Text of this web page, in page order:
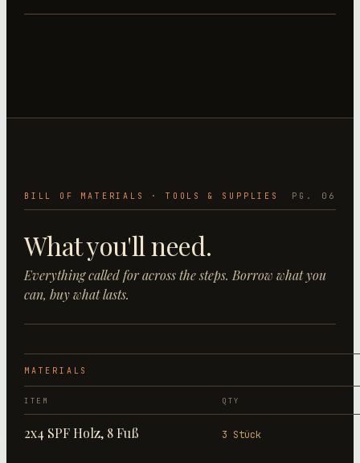
BILL OF MATERIALS · TOOLS & SUPPLIES PG. 06
What you'll need.
Everything called for across the steps. Borrow what you
can, buy what lasts.
MATERIALS
ITEM QTY
2x4 SPF Holz, 8 Fuß 3 Stück